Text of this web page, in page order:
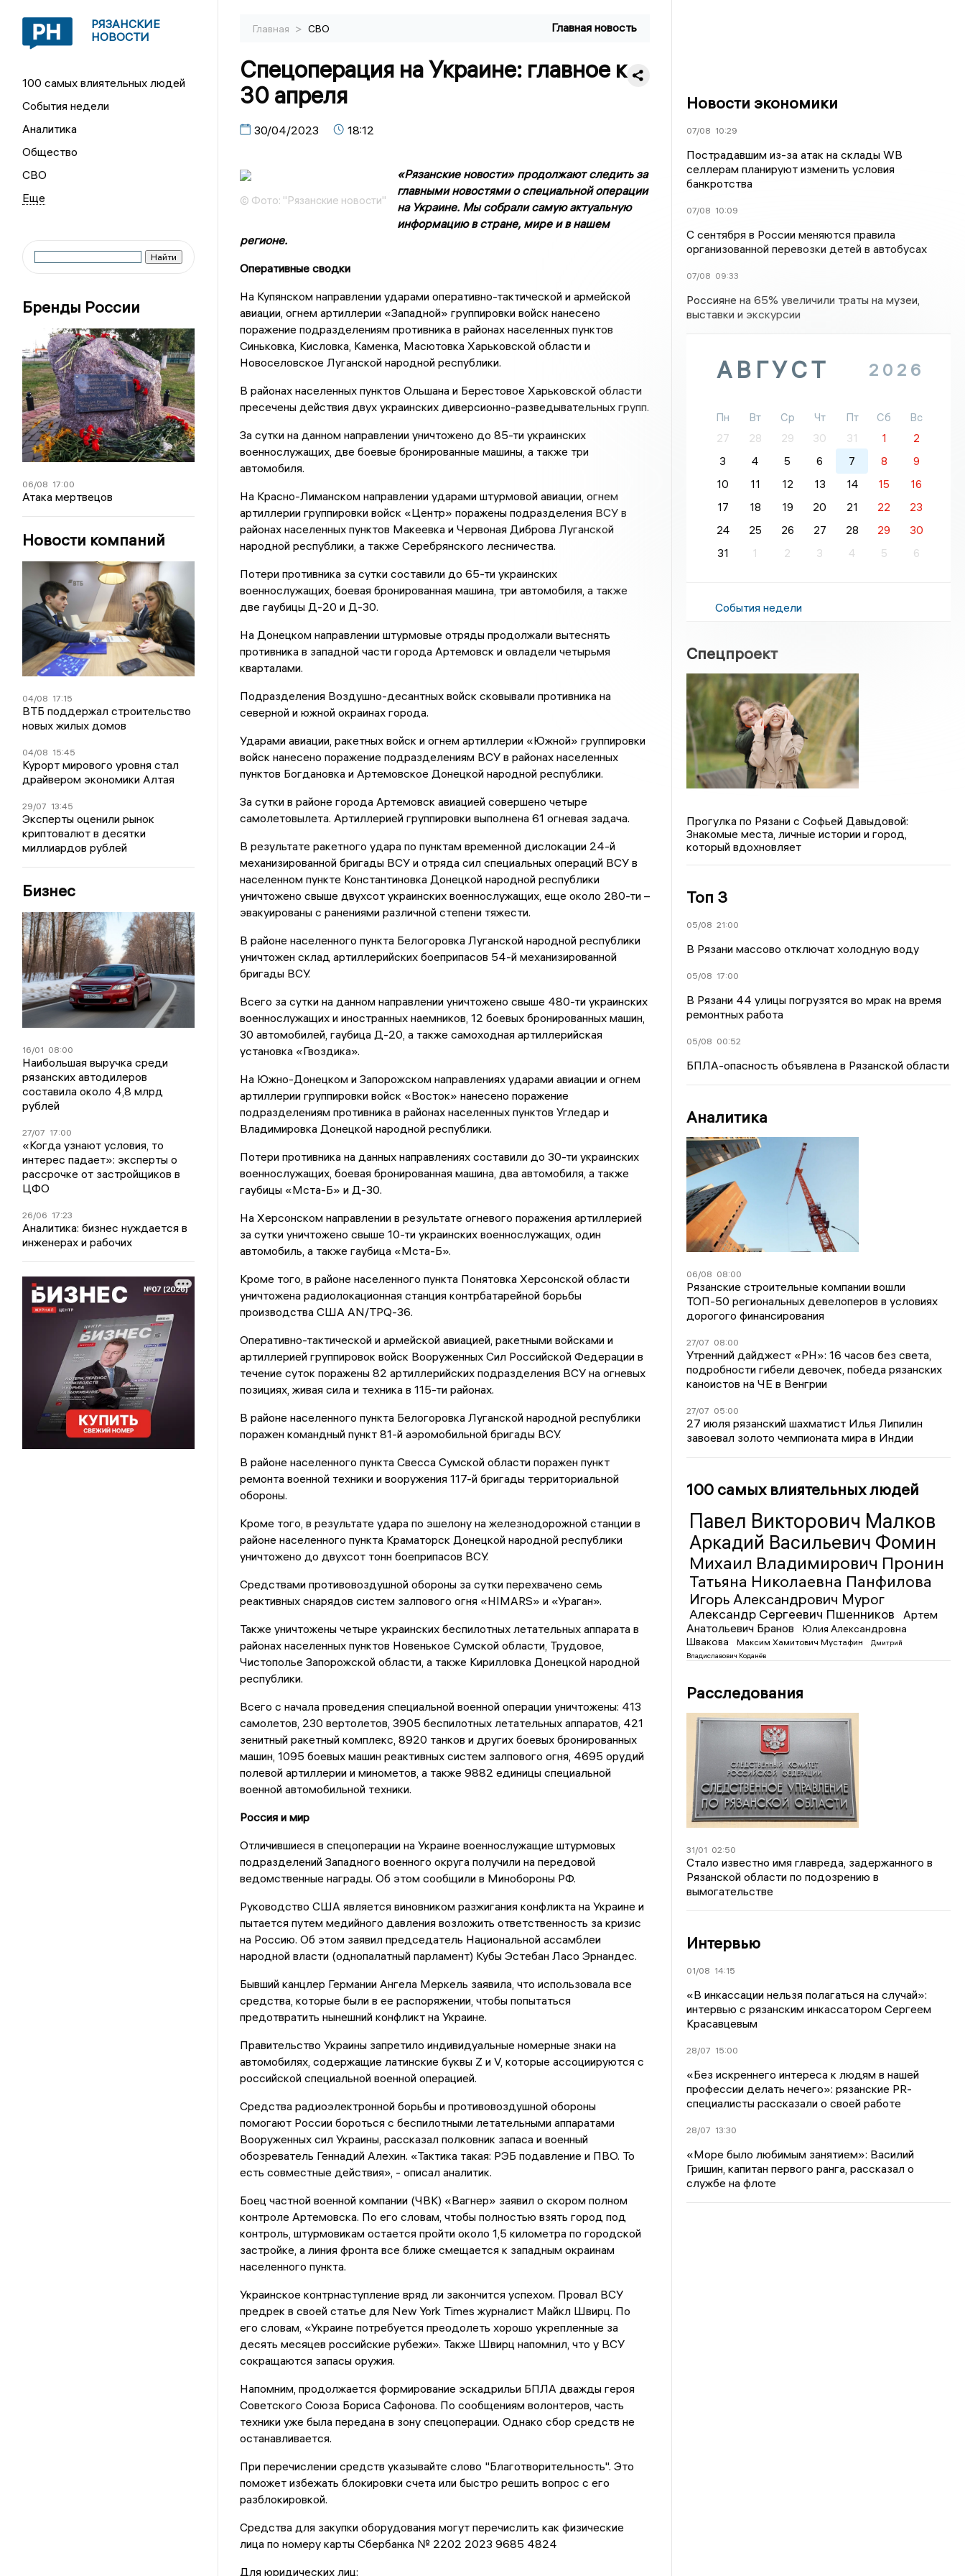
РЯЗАНСКИЕ
НОВОСТИ
100 самых влиятельных людей
События недели
Аналитика
Общество
СВО
Бренды России
06/08 17:00
Атака мертвецов
Новости компаний
04/08 17:15
ВТБ поддержал строительство
новых жилых домов
04/08 15:45
Курорт мирового уровня стал
драйвером экономики Алтая
29/07 13:45
Эксперты оценили рынок
криптовалют в десятки
миллиардов рублей
Бизнес
16/01 08:00
Наибольшая выручка среди
рязанских автодилеров
составила около 4,8 млрд
рублей
27/07 17:00
«Когда узнают условия, то
интерес падает»: эксперты о
рассрочке от застройщиков в
ЦФО
26/06 17:23
Аналитика: бизнес нуждается в
инженерах и рабочих
Главная > СВО Главная новость
Спецоперация на Украине: главное к
30 апреля
30/04/2023 18:12
© Фото: "Рязанские новости"
«Рязанские новости» продолжают следить за
главными новостями о специальной операции
на Украине. Мы собрали самую актуальную
информацию в стране, мире и в нашем
регионе.
Оперативные сводки
На Купянском направлении ударами оперативно-тактической и армейской
авиации, огнем артиллерии «Западной» группировки войск нанесено
поражение подразделениям противника в районах населенных пунктов
Синьковка, Кисловка, Каменка, Масютовка Харьковской области и
Новоселовское Луганской народной республики.
В районах населенных пунктов Ольшана и Берестовое Харьковской области
пресечены действия двух украинских диверсионно-разведывательных групп.
За сутки на данном направлении уничтожено до 85-ти украинских
военнослужащих, две боевые бронированные машины, а также три
автомобиля.
На Красно-Лиманском направлении ударами штурмовой авиации, огнем
артиллерии группировки войск «Центр» поражены подразделения ВСУ в
районах населенных пунктов Макеевка и Червоная Диброва Луганской
народной республики, а также Серебрянского лесничества.
Потери противника за сутки составили до 65-ти украинских
военнослужащих, боевая бронированная машина, три автомобиля, а также
две гаубицы Д-20 и Д-30.
На Донецком направлении штурмовые отряды продолжали вытеснять
противника в западной части города Артемовск и овладели четырьмя
кварталами.
Подразделения Воздушно-десантных войск сковывали противника на
северной и южной окраинах города.
Ударами авиации, ракетных войск и огнем артиллерии «Южной» группировки
войск нанесено поражение подразделениям ВСУ в районах населенных
пунктов Богдановка и Артемовское Донецкой народной республики.
За сутки в районе города Артемовск авиацией совершено четыре
самолетовылета. Артиллерией группировки выполнена 61 огневая задача.
В результате ракетного удара по пунктам временной дислокации 24-й
механизированной бригады ВСУ и отряда сил специальных операций ВСУ в
населенном пункте Константиновка Донецкой народной республики
уничтожено свыше двухсот украинских военнослужащих, еще около 280-ти –
эвакуированы с ранениями различной степени тяжести.
В районе населенного пункта Белогоровка Луганской народной республики
уничтожен склад артиллерийских боеприпасов 54-й механизированной
бригады ВСУ.
Всего за сутки на данном направлении уничтожено свыше 480-ти украинских
военнослужащих и иностранных наемников, 12 боевых бронированных машин,
30 автомобилей, гаубица Д-20, а также самоходная артиллерийская
установка «Гвоздика».
На Южно-Донецком и Запорожском направлениях ударами авиации и огнем
артиллерии группировки войск «Восток» нанесено поражение
подразделениям противника в районах населенных пунктов Угледар и
Владимировка Донецкой народной республики.
Потери противника на данных направлениях составили до 30-ти украинских
военнослужащих, боевая бронированная машина, два автомобиля, а также
гаубицы «Мста-Б» и Д-30.
На Херсонском направлении в результате огневого поражения артиллерией
за сутки уничтожено свыше 10-ти украинских военнослужащих, один
автомобиль, а также гаубица «Мста-Б».
Кроме того, в районе населенного пункта Понятовка Херсонской области
уничтожена радиолокационная станция контрбатарейной борьбы
производства США AN/TPQ-36.
Оперативно-тактической и армейской авиацией, ракетными войсками и
артиллерией группировок войск Вооруженных Сил Российской Федерации в
течение суток поражены 82 артиллерийских подразделения ВСУ на огневых
позициях, живая сила и техника в 115-ти районах.
В районе населенного пункта Белогоровка Луганской народной республики
поражен командный пункт 81-й аэромобильной бригады ВСУ.
В районе населенного пункта Свесса Сумской области поражен пункт
ремонта военной техники и вооружения 117-й бригады территориальной
обороны.
Кроме того, в результате удара по эшелону на железнодорожной станции в
районе населенного пункта Краматорск Донецкой народной республики
уничтожено до двухсот тонн боеприпасов ВСУ.
Средствами противовоздушной обороны за сутки перехвачено семь
реактивных снарядов систем залпового огня «HIMARS» и «Ураган».
Также уничтожены четыре украинских беспилотных летательных аппарата в
районах населенных пунктов Новенькое Сумской области, Трудовое,
Чистополье Запорожской области, а также Кирилловка Донецкой народной
республики.
Всего с начала проведения специальной военной операции уничтожены: 413
самолетов, 230 вертолетов, 3905 беспилотных летательных аппаратов, 421
зенитный ракетный комплекс, 8920 танков и других боевых бронированных
машин, 1095 боевых машин реактивных систем залпового огня, 4695 орудий
полевой артиллерии и минометов, а также 9882 единицы специальной
военной автомобильной техники.
Россия и мир
Отличившиеся в спецоперации на Украине военнослужащие штурмовых
подразделений Западного военного округа получили на передовой
ведомственные награды. Об этом сообщили в Минобороны РФ.
Руководство США является виновником разжигания конфликта на Украине и
пытается путем медийного давления возложить ответственность за кризис
на Россию. Об этом заявил председатель Национальной ассамблеи
народной власти (однопалатный парламент) Кубы Эстебан Ласо Эрнандес.
Бывший канцлер Германии Ангела Меркель заявила, что использовала все
средства, которые были в ее распоряжении, чтобы попытаться
предотвратить нынешний конфликт на Украине.
Правительство Украины запретило индивидуальные номерные знаки на
автомобилях, содержащие латинские буквы Z и V, которые ассоциируются с
российской специальной военной операцией.
Средства радиоэлектронной борьбы и противовоздушной обороны
помогают России бороться с беспилотными летательными аппаратами
Вооруженных сил Украины, рассказал полковник запаса и военный
обозреватель Геннадий Алехин. «Тактика такая: РЭБ подавление и ПВО. То
есть совместные действия», - описал аналитик.
Боец частной военной компании (ЧВК) «Вагнер» заявил о скором полном
контроле Артемовска. По его словам, чтобы полностью взять город под
контроль, штурмовикам остается пройти около 1,5 километра по городской
застройке, а линия фронта все ближе смещается к западным окраинам
населенного пункта.
Украинское контрнаступление вряд ли закончится успехом. Провал ВСУ
предрек в своей статье для New York Times журналист Майкл Швирц. По
его словам, «Украине потребуется преодолеть хорошо укрепленные за
десять месяцев российские рубежи». Также Швирц напомнил, что у ВСУ
сокращаются запасы оружия.
Напомним, продолжается формирование эскадрильи БПЛА дважды героя
Советского Союза Бориса Сафонова. По сообщениям волонтеров, часть
техники уже была передана в зону спецоперации. Однако сбор средств не
останавливается.
При перечислении средств указывайте слово "Благотворительность". Это
поможет избежать блокировки счета или быстро решить вопрос с его
разблокировкой.
Средства для закупки оборудования могут перечислить как физические
лица по номеру карты Сбербанка № 2202 2023 9685 4824
Для юридических лиц:
Новости экономики
07/08 10:29
Пострадавшим из-за атак на склады WВ
селлерам планируют изменить условия
банкротства
07/08 10:09
С сентября в России меняются правила
организованной перевозки детей в автобусах
07/08 09:33
Россияне на 65% увеличили траты на музеи,
выставки и экскурсии
АВГУСТ 2026
Пн Вт Ср Чт Пт Сб
Вс
27
28 29 30 31 1
2
3
4 5 6 7 8
9
10
11 12 13 14 15
16
17
18 19 20 21 22
23
24
25 26 27 28 29
30
31
1 2 3 4 5 6
События недели
Спецпроект
Прогулка по Рязани с Софьей Давыдовой:
Знакомые места, личные истории и город,
который вдохновляет
Топ 3
05/08 21:00
В Рязани массово отключат холодную воду
05/08 17:00
В Рязани 44 улицы погрузятся во мрак на время
ремонтных работа
05/08 00:52
БПЛА-опасность объявлена в Рязанской области
Аналитика
06/08 08:00
Рязанские строительные компании вошли
ТОП-50 региональных девелоперов в условиях
дорогого финансирования
27/07 08:00
Утренний дайджест «РН»: 16 часов без света,
подробности гибели девочек, победа рязанских
каноистов на ЧЕ в Венгрии
27/07 05:00
27 июля рязанский шахматист Илья Липилин
завоевал золото чемпионата мира в Индии
100 самых влиятельных людей
Павел Викторович Малков
Аркадий Васильевич Фомин
Михаил Владимирович Пронин
Татьяна Николаевна Панфилова
Игорь Александрович Мурог
Александр Сергеевич Пшенников
Артем
Анатольевич Бранов
Юлия Александровна
Швакова
Максим Хамитович Мустафин
Дмитрий
Владиславович Коданёв
Расследования
31/01 02:50
Стало известно имя главреда, задержанного в
Рязанской области по подозрению в
вымогательстве
Интервью
01/08 14:15
«В инкассации нельзя полагаться на случай»:
интервью с рязанским инкассатором Сергеем
Красавцевым
28/07 15:00
«Без искреннего интереса к людям в нашей
профессии делать нечего»: рязанские PR-
специалисты рассказали о своей работе
28/07 13:30
«Море было любимым занятием»: Василий
Гришин, капитан первого ранга, рассказал о
службе на флоте